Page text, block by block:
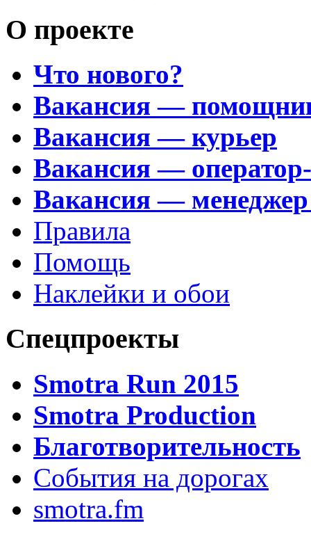
О проекте
Что нового?
Вакансия —
Вакансия — курьер
Вакансия —
Вакансия —
Правила
Помощь
Наклейки и обои
Спецпроекты
Smotra Run 2015
Smotra Production
Благотворительность
События на дорогах
smotra.fm